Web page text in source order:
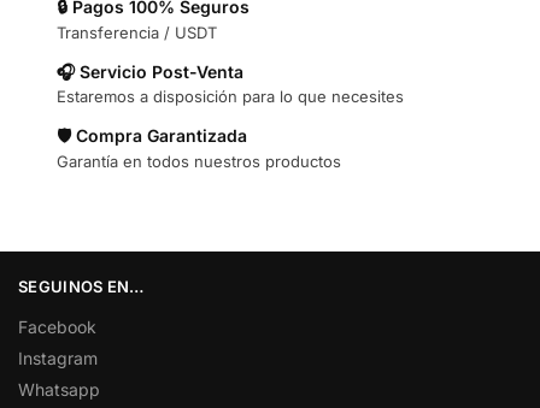
🔒 Pagos 100% Seguros
Transferencia / USDT
🎧 Servicio Post-Venta
Estaremos a disposición para lo que necesites
🛡️ Compra Garantizada
Garantía en todos nuestros productos
SEGUINOS EN…
Facebook
Instagram
Whatsapp